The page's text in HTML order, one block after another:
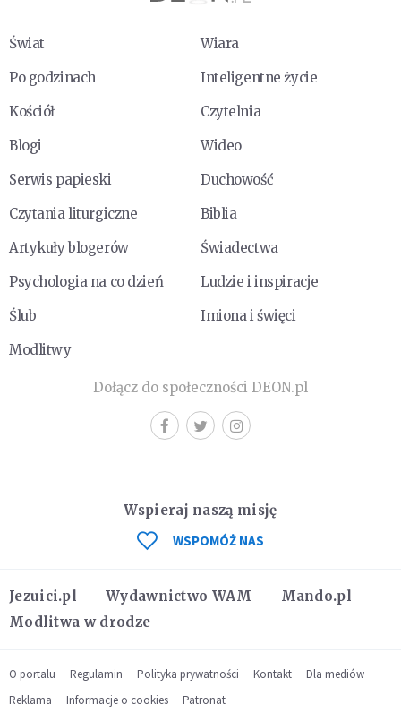
Świat
Wiara
Po godzinach
Inteligentne życie
Kościół
Czytelnia
Blogi
Wideo
Serwis papieski
Duchowość
Czytania liturgiczne
Biblia
Artykuły blogerów
Świadectwa
Psychologia na co dzień
Ludzie i inspiracje
Ślub
Imiona i święci
Modlitwy
Dołącz do społeczności DEON.pl
Jezuici.pl Wydawnictwo WAM
Mando.pl
Modlitwa w drodze
Wspieraj naszą misję
WSPOMÓŻ NAS
O portalu Regulamin Polityka prywatności Kontakt
Dla mediów
Reklama
Informacje o cookies Patronat